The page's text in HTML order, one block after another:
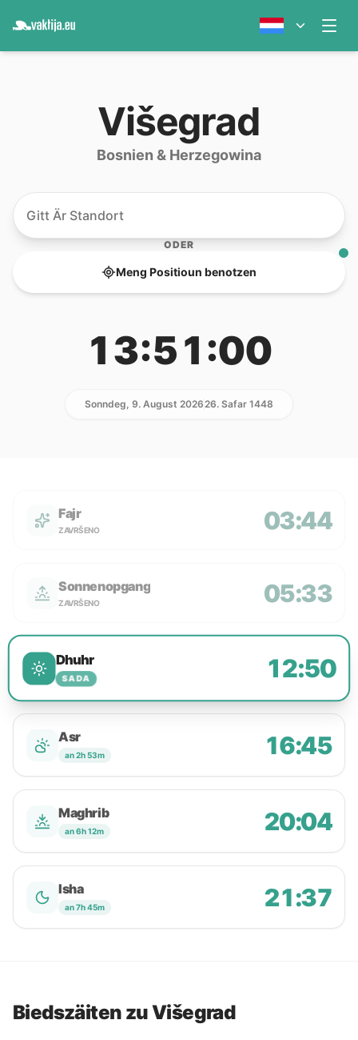
Višegrad
Bosnien & Herzegowina
ODER
Meng Positioun benotzen
13:51:00
Sonndeg, 9. August 202626. Safar 1448
Fajr
ZAVRŠENO 03:44
Sonnenopgang
ZAVRŠENO 05:33
Dhuhr
SADA 12:50
Asr
an 2h 53m 16:45
Maghrib
an 6h 12m 20:04
Isha
an 7h 45m 21:37
Biedszäiten zu Višegrad